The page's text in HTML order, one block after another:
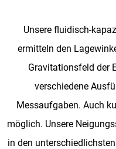
Unsere fluidisch-
ermitteln den
Gravitationsfeld der
verschiedene
Messaufgaben. Auch
möglich. Unsere
in den